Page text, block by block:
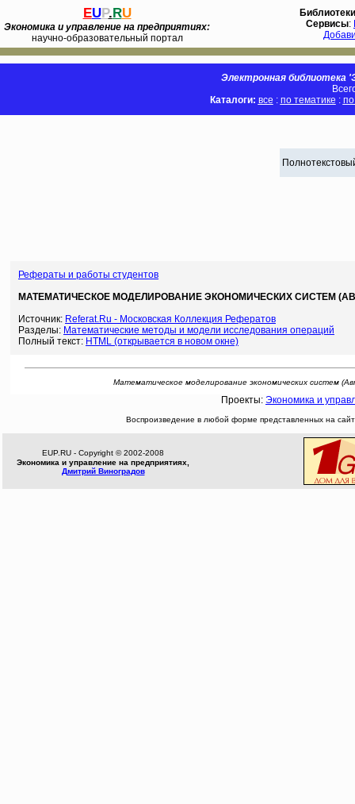
EUP.RU
Экономика и управление на предприятиях:
научно-образовательный портал
Библиотеки
Сервисы:
Электронная библиотека
Каталоги: все : по тематике :
Рефераты и работы студентов
МАТЕМАТИЧЕСКОЕ МОДЕЛИРОВАНИЕ ЭКОНОМИЧЕСКИХ СИСТЕМ
Источник: Referat.Ru - Московская Коллекция Рефератов
Разделы: Математические методы и модели исследования операций
Полный текст: HTML (открывается в новом окне)
Математическое моделирование экономических систем
Проекты: Экономика и
Воспроизведение в любой форме представленных на
EUP.RU - Copyright © 2002-2008
Экономика и управление на предприятиях,
Дмитрий Виноградов